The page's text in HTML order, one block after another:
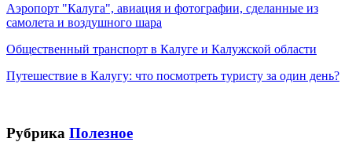
Аэропорт "Калуга", авиация и фотографии, сделанные из
самолета и воздушного шара
Общественный транспорт в Калуге и Калужской области
Путешествие в Калугу: что посмотреть туристу за один день?
Рубрика Полезное